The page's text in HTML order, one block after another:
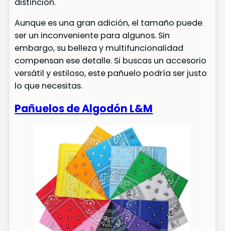
Aunque es una gran adición, el tamaño puede
ser un inconveniente para algunos. Sin
embargo, su belleza y multifuncionalidad
compensan ese detalle. Si buscas un accesorio
versátil y estiloso, este pañuelo podría ser justo
lo que necesitas.
Pañuelos de Algodón L&M